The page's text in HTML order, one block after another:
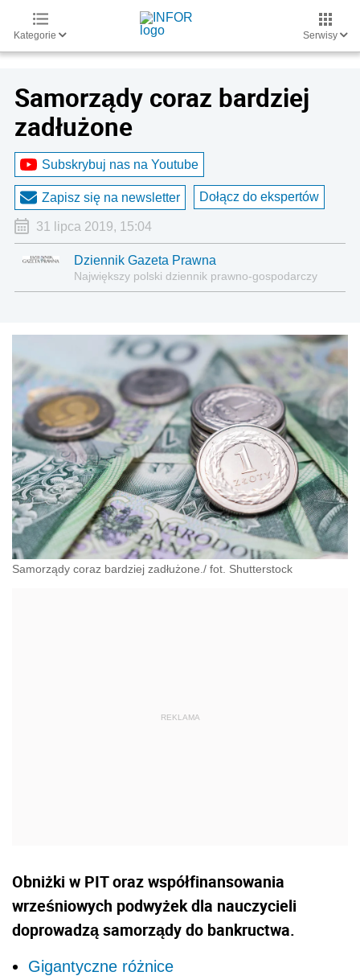
Kategorie Serwisy
Samorządy coraz bardziej
zadłużone
Subskrybuj nas na Youtube
Zapisz się na newsletter Dołącz do ekspertów
31 lipca 2019, 15:04
Dziennik Gazeta Prawna
Największy polski dziennik prawno-gospodarczy
Samorządy coraz bardziej zadłużone./ fot. Shutterstock
Obniżki w PIT oraz współfinansowania
wrześniowych podwyżek dla nauczycieli
doprowadzą samorządy do bankructwa.
Gigantyczne różnice